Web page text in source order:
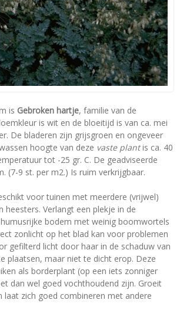
is Gebroken hartje, familie van de
is wit en de bloeitijd is van ca. mei
De bladeren zijn grijsgroen en ongeveer
hoogte van deze vaste plantis ca. 40
tot -25 gr. C. De geadviseerde
(7-9 st. per m2.) Is ruim verkrijgbaar.
voor tuinen met meerdere (vrijwel)
heesters. Verlangt een plekje in de
bodem met weinig boomwortels
zonlicht op het blad kan voor problemen
gefilterd licht door haar in de schaduw van
plaatsen, maar niet te dicht erop. Deze
als borderplant (op een iets zonniger
dan wel goed vochthoudend zijn. Groeit
laat zich goed combineren met andere